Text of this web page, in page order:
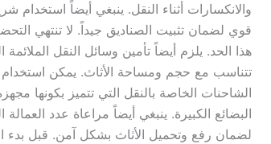
والانكسارات أثناء النقل. ينبغي أيضاً استخدام
قوي لضمان تثبيت الصناديق جيداً. لا تنتهي
هذا الحد. يلزم أيضاً تأمين وسائل النقل الملائمة
تتناسب مع حجم ومساحة الأثاث. يمكن استخدام
الشاحنات الخاصة بالنقل التي تتميز بكونها
البضائع الكبيرة. ينبغي أيضاً مراعاة عدد العمالة
لضمان رفع وتحميل الأثاث بشكل آمن. قبل بدء